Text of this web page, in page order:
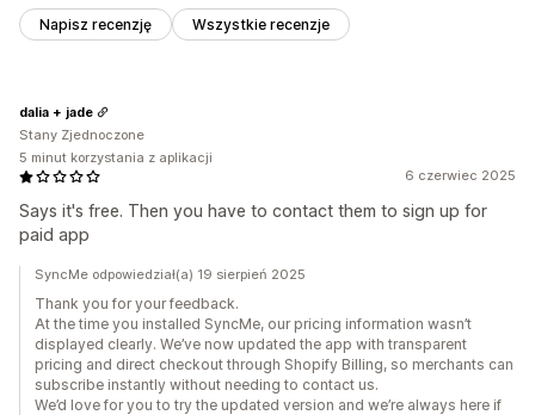
Napisz recenzję Wszystkie recenzje
6 czerwiec 2025
Says it's free. Then you have to contact them to sign up for
paid app
dalia + jade
Stany Zjednoczone
5 minut korzystania z aplikacji
SyncMe odpowiedział(a) 19 sierpień 2025
Thank you for your feedback.
At the time you installed SyncMe, our pricing information wasn’t
displayed clearly. We’ve now updated the app with transparent
pricing and direct checkout through Shopify Billing, so merchants can
subscribe instantly without needing to contact us.
We’d love for you to try the updated version and we’re always here if